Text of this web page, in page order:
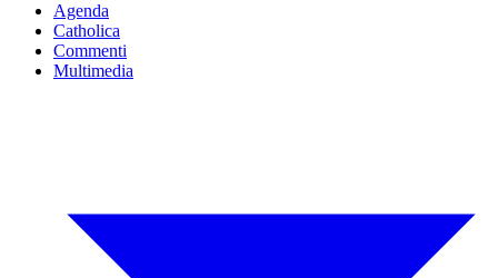
Agenda
Catholica
Commenti
Multimedia